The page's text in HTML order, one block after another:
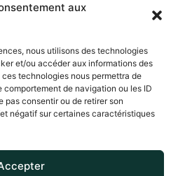
aux
nous utilisons des technologies
et/ou accéder aux informations des
technologies nous permettra de
de navigation ou les ID
pas consentir ou de retirer son
négatif sur certaines caractéristiques